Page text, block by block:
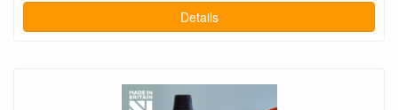
Details